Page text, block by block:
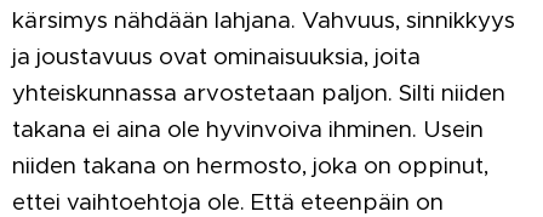
kärsimys nähdään lahjana. Vahvuus, sinnikkyys
ja joustavuus ovat ominaisuuksia, joita
yhteiskunnassa arvostetaan paljon. Silti niiden
takana ei aina ole hyvinvoiva ihminen. Usein
niiden takana on hermosto, joka on oppinut,
ettei vaihtoehtoja ole. Että eteenpäin on